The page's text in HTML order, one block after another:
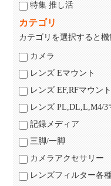
特集 推し活
カテゴリ
カテゴリを選択すると機
カメラ
レンズ Eマウント
レンズ EF,RFマウント
レンズ PL,DL,L,M4/3
記録メディア
三脚/一脚
カメラアクセサリー
レンズフィルター各